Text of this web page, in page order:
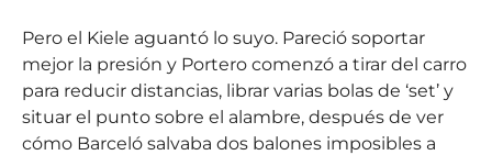
Pero el Kiele aguantó lo suyo. Pareció soportar
mejor la presión y Portero comenzó a tirar del carro
para reducir distancias, librar varias bolas de ‘set’ y
situar el punto sobre el alambre, después de ver
cómo Barceló salvaba dos balones imposibles a